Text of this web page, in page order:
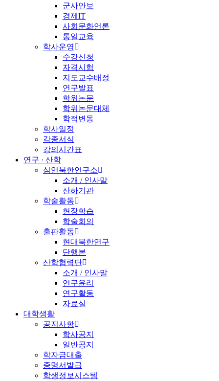
군사안보
경제IT
사회문화언론
통일교육
학사운영
수강신청
자격시험
지도교수배정
연구발표
학위논문
학위논문대체
학적변동
학사일정
각종서식
강의시간표
연구 · 산학
심연북한연구소
소개 / 인사말
산하기관
학술활동
현장학습
학술회의
출판활동
현대북한연구
단행본
산학협력단
소개 / 인사말
연구윤리
연구활동
자료실
대학생활
공지사항
학사공지
일반공지
학자금대출
증명서발급
학생정보시스템